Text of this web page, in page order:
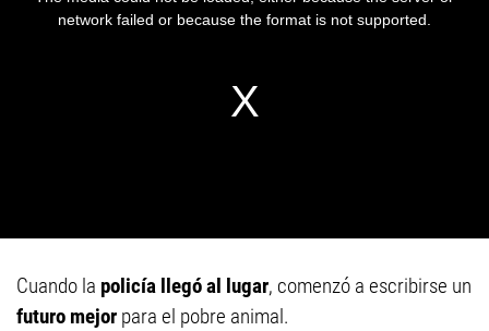
Cuando la policía llegó al lugar, comenzó a escribirse un
futuro mejor para el pobre animal.